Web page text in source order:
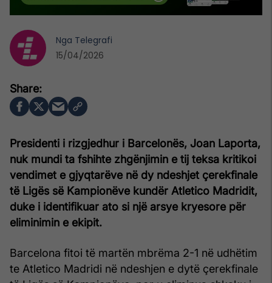
Presidenti i rizgjedhur i Barcelonës, Joan Laporta,
nuk mundi ta fshihte zhgënjimin e tij teksa kritikoi
vendimet e gjyqtarëve në dy ndeshjet çerekfinale
të Ligës së Kampionëve kundër Atletico Madridit,
duke i identifikuar ato si një arsye kryesore për
eliminimin e ekipit.
Barcelona fitoi të martën mbrëma 2-1 në udhëtim
te Atletico Madridi në ndeshjen e dytë çerekfinale
Nga Telegrafi
15/04/2026